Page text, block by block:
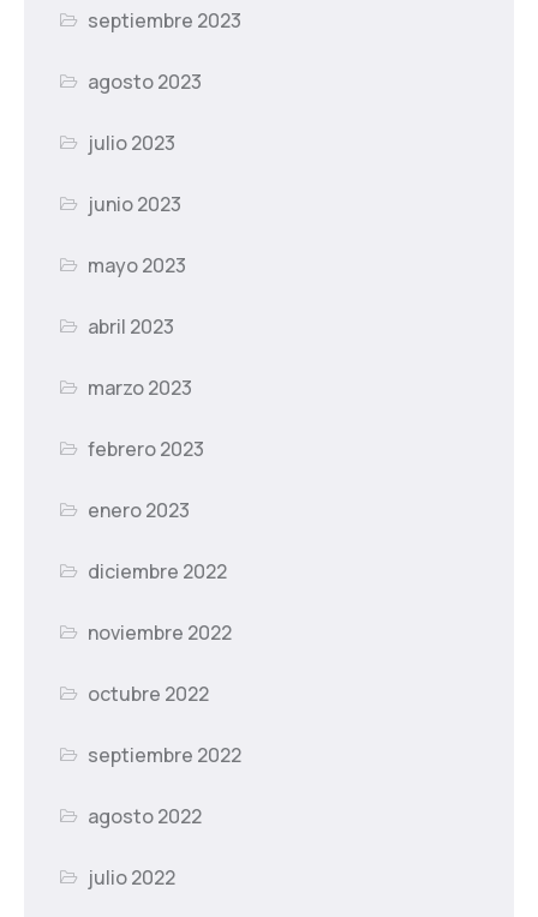
septiembre 2023
agosto 2023
julio 2023
junio 2023
mayo 2023
abril 2023
marzo 2023
febrero 2023
enero 2023
diciembre 2022
noviembre 2022
octubre 2022
septiembre 2022
agosto 2022
julio 2022